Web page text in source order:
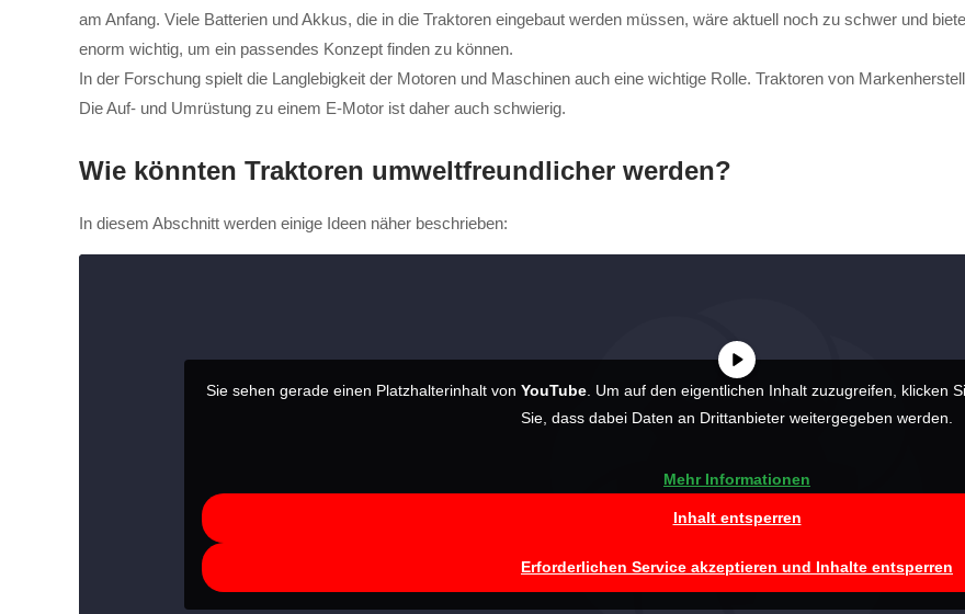
am Anfang. Viele Batterien und Akkus, die in die Traktoren eingebaut werden müssen, wäre aktuell noch zu schwer und
enorm wichtig, um ein passendes Konzept finden zu können.
In der Forschung spielt die Langlebigkeit der Motoren und Maschinen auch eine wichtige Rolle. Traktoren von
Die Auf- und Umrüstung zu einem E-Motor ist daher auch schwierig.
Wie könnten Traktoren umweltfreundlicher werden?
In diesem Abschnitt werden einige Ideen näher beschrieben:
Sie sehen gerade einen Platzhalterinhalt von YouTube . Um auf den eigentlichen Inhalt zuzugreifen, klicken
Sie, dass dabei Daten an Drittanbieter weitergegeben werden.
Mehr Informationen
Inhalt entsperren
Erforderlichen Service akzeptieren und Inhalte entsperren